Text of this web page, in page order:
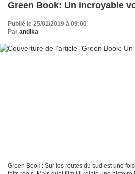
Green Book: Un incroyable
Publié le 25/01/2019 à 09:00
Par andika
Green Book : Sur les routes du sud est une